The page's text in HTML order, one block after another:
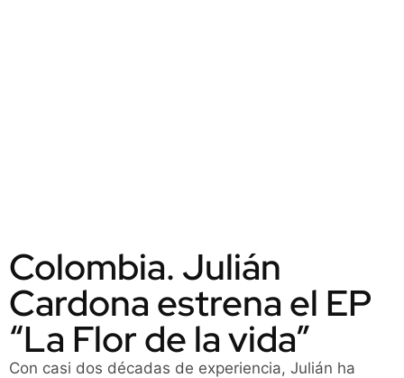
Colombia. Julián
Cardona estrena el EP
“La Flor de la vida”
Con casi dos décadas de experiencia, Julián ha